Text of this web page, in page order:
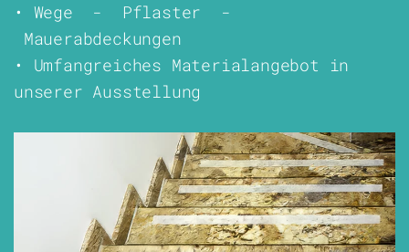
• Wege - Pflaster -
Mauerabdeckungen
• Umfangreiches Materialangebot in
unserer Ausstellung